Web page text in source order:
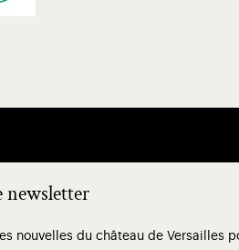
newsletter
nouvelles du château de Versailles